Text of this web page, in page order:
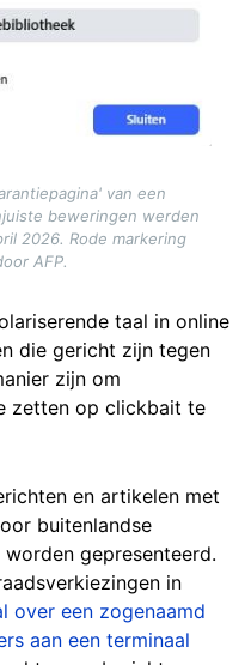
van een
beweringen werden
2026. Rode markering
AFP.
taal in online
die gericht zijn tegen
zijn om
zetten op clickbait te
en artikelen met
buitenlandse
gepresenteerd.
in
over een zogenaamd
aan een terminaal